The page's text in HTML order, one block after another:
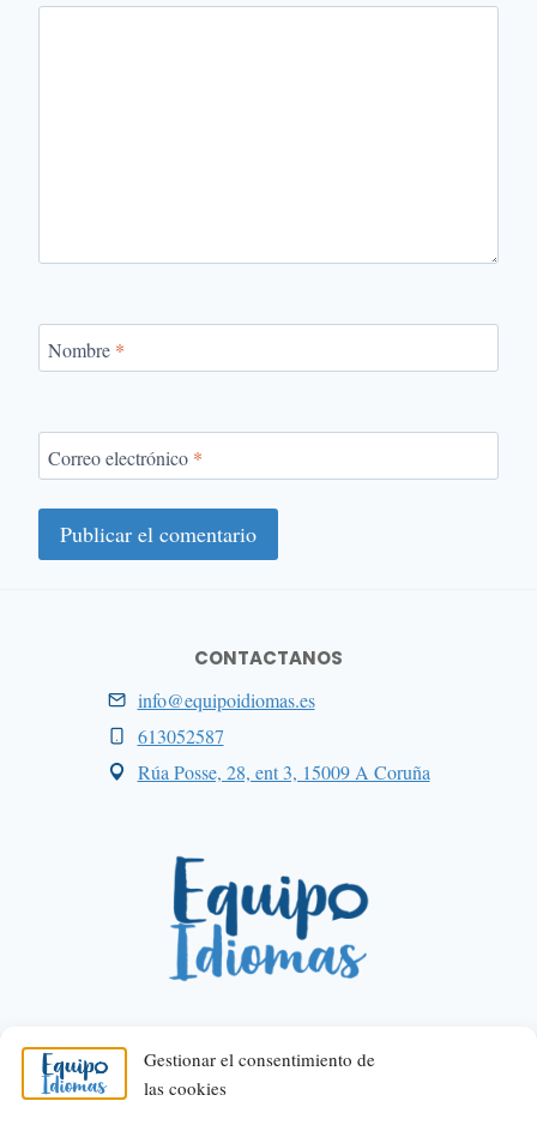
Gestionar el consentimiento de
las cookies
Nombre *
Correo electrónico *
CONTACTANOS
info@equipoidiomas.es
613052587
Rúa Posse, 28, ent 3, 15009 A Coruña